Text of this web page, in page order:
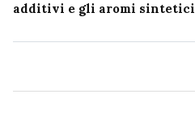
additivi e gli aromi sintetici